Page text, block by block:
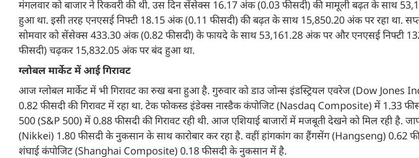
मंगलवार को बाजार ने रिकवरी की थी. उस दिन सेंसेक्स 16.17 अंक (0.03 फीसदी) की मामूली बढ़त के साथ
हुआ था. इसी तरह एनएसई निफ्टी 18.15 अंक (0.11 फीसदी) की बढ़त के साथ 15,850.20 अंक पर रहा था.
सोमवार को सेंसेक्स 433.30 अंक (0.82 फीसदी) के फायदे के साथ 53,161.28 अंक पर और एनएसई निफ्टी
फीसदी) चढ़कर 15,832.05 अंक पर बंद हुआ था.
ग्लोबल मार्केट में आई गिरावट
आज ग्लोबल मार्केट में भी गिरावट का रुख बना हुआ है. गुरुवार को डाउ जोन्स इंडस्ट्रियल एवरेज (Dow Jones
0.82 फीसदी की गिरावट में रहा था. टेक फोकस्ड इंडेक्स नास्डैक कंपोजिट (Nasdaq Composite) में 1.33
500 (S&P 500) में 0.88 फीसदी की गिरावट रही थी. आज एशियाई बाजारों में मजबूती देखने को मिल रही है.
(Nikkei) 1.80 फीसदी के नुकसान के साथ कारोबार कर रहा है. वहीं हांगकांग का हैंगसेंग (Hangseng) 0.62
शंघाई कंपोजिट (Shanghai Composite) 0.18 फीसदी के नुकसान में है.